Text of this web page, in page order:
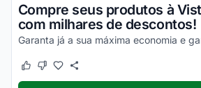
Compre seus produtos à
com milhares de descontos!
Este cupom funcionou
Este cupom não funcionou